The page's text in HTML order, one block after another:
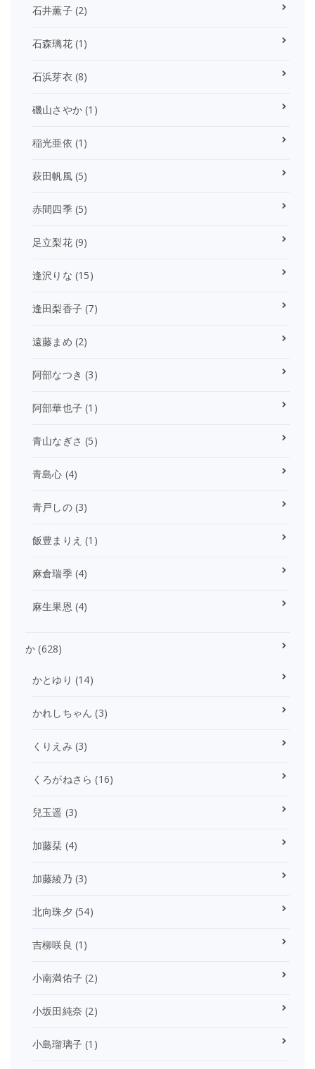
石井薫子(2)
石森璃花(1)
石浜芽衣 (8)
磯山さやか (1)
稲光亜依 (1)
萩田帆風(5)
赤間四季(5)
足立梨花(9)
逢沢りな (15)
逢田梨香子 (7)
遠藤まめ (2)
阿部なつき (3)
阿部華也子 (1)
青山なぎさ (5)
青島心 (4)
青戸しの(3)
飯豊まりえ (1)
麻倉瑞季(4)
麻生果恩 (4)
か (628)
かとゆり (14)
かれしちゃん (3)
くりえみ (3)
くろがねさら (16)
兒玉遥 (3)
加藤栞 (4)
加藤綾乃 (3)
北向珠夕 (54)
吉柳咲良 (1)
小南満佑子 (2)
小坂田純奈 (2)
小島瑠璃子 (1)